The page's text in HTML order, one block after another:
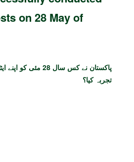
on 28 May of
پاکستان نے کس سال 28
تجربہ کیا؟